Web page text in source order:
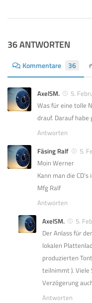
36 ANTWORTEN
Kommentare 36
AxelSM.
5.
Was für eine tolle
drauf. Darauf habe
Antworten
Fäsing Ralf
5.
Moin Werner
Kann man die
Mfg Ralf
Antworten
AxelSM.
5.
Der Anlass für
lokalen
produzierten
teilnimmt ). Viele
Verzögerung
Antworten